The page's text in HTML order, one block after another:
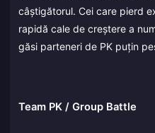
câștigătorul. Cei care pierd
rapidă cale de creștere a
găsi parteneri de PK puțin
Team PK / Group Battle